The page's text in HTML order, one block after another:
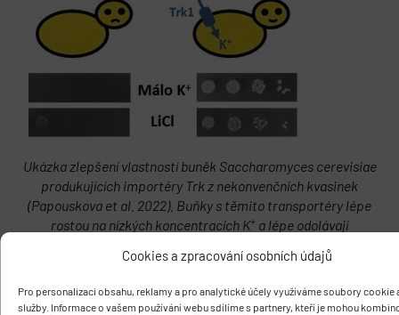
Cookies a zpracování osobních údajů
Pro personalizaci obsahu, reklamy a pro analytické účely využíváme soubory cookie
služby. Informace o vašem používání webu sdílíme s partnery, kteří je mohou
Ukázka zlepšení vlastností buněk Saccharomyces cerevisiae
produkujících importéry Trk z nekonvenčních kvasinek
(Papouskova et al. 2022). Buňky s těmito transportéry lépe
rostou na nízkých koncentracích K+ a lépe odolávají
Přehled výzkumných projektů